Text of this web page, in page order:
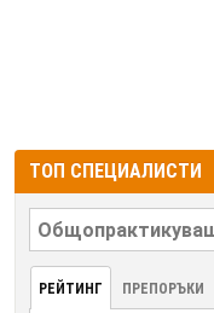
ТОП СПЕЦИАЛИСТИ
РЕЙТИНГ ПРЕПОРЪКИ